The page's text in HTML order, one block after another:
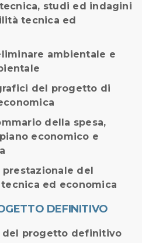
studi ed indagini
tecnica ed
ambientale e
del progetto di
della spesa,
economico e
del
ed economica
DEFINITIVO
del progetto definitivo